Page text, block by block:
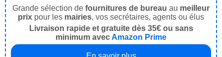
Grande sélection de fournitures de bureau au meilleur
prix pour les mairies, vos secrétaires, agents ou élus
Livraison rapide et gratuite dès 35€ ou sans
minimum avecAmazon Prime